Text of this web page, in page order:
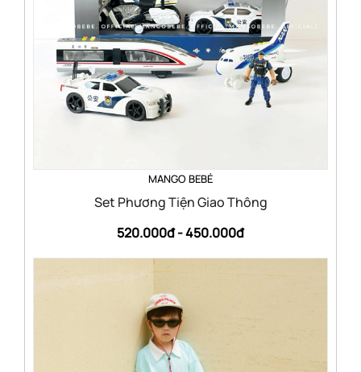
MANGO BEBÉ
Set Phương Tiện Giao Thông
520.000đ -450.000đ